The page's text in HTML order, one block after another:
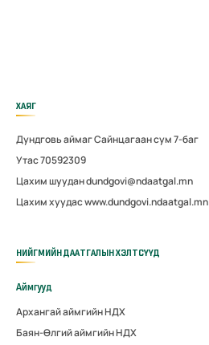
ХАЯГ
Дундговь аймаг Сайнцагаан сум 7-баг
Утас 70592309
Цахим шуудан dundgovi@ndaatgal.mn
Цахим хуудас www.dundgovi.ndaatgal.mn
НИЙГМИЙН ДААТГАЛЫН ХЭЛТСҮҮД
Аймгууд
Архангай аймгийн НДХ
Баян-Өлгий аймгийн НДХ